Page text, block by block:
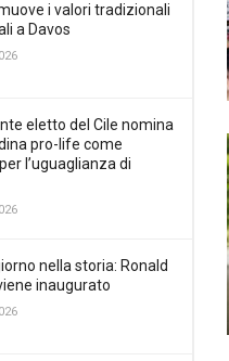
i valori tradizionali
a Davos
eletto del Cile nomina
pro-life come
l’uguaglianza di
nella storia: Ronald
inaugurato